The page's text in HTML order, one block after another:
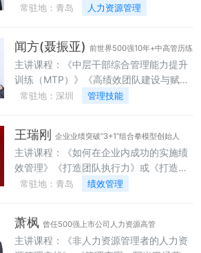
招聘与甄选》 《咨询式培训体系建设》
设》《咨询式人力资源管理整体实操方
案》《部属培育》《提升员工执行力》
《高效团队建设》《中层管理人员管理技
能整体培训方案》 《目标管理》《打造核
《管理者的角色认知》 《高效沟通技巧》
《问题分析与解决》《有效员工激励》
《咨询式管理体系规范建设》
常驻地：青岛 人力资源管理
闻方(聂振亚) 前世界500强10年+中高管历练
主讲课程：《中层干部综合管理能力提升
训练（MTP）》《高绩效团队建设与赋
能》《问题分析与解决——系统性思维与
设计八段锦》《非职权影响力》《非人力
资源经理的人力资源管理》《人力资源合
规与风险防控》《人才盘点与继任计划》
《薪酬设计与绩效落地》《人力资源的降
导力》
常驻地：深圳 管理技能
王瑞刚 企业业绩突破“3+1”组合拳模型创始人
主讲课程：《如何在企业内成功的实施绩
效管理》《打造团队执行力》或《打造高
绩效团队》《中层经理在部门内开展绩效
常驻地：青岛 绩效管理
萧枫 曾任500强上市公司人力资源高管
主讲课程：《非人力资源管理者的人力资